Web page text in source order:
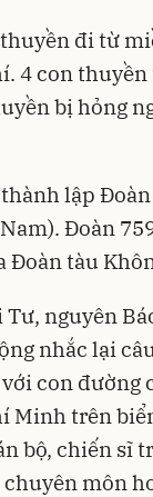
đi từ
4 con
bị hỏng
lập
Đoàn
Đoàn tàu
nguyên
nhắc lại
con đường
Minh trên
bộ, chiến sĩ
môn